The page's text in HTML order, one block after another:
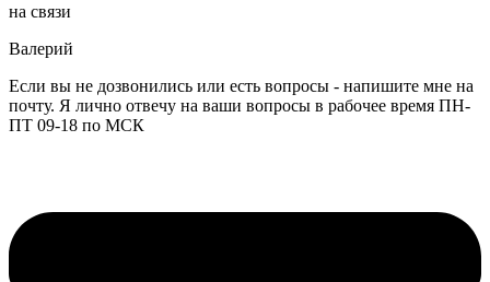
на связи
Валерий
Если вы не дозвонились или есть вопросы - напишите мне на
почту. Я лично отвечу на ваши вопросы в рабочее время ПН-
ПТ 09-18 по МСК